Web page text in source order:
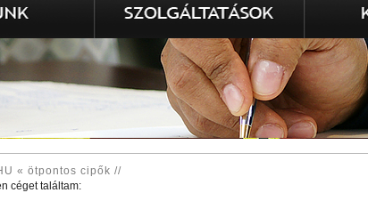
« ötpontos cipők //
céget találtam: